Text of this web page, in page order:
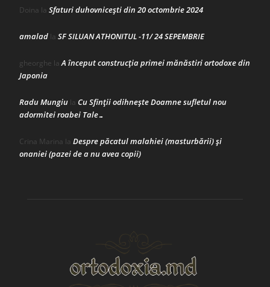
Doina la Sfaturi duhovnicești din 20 octombrie 2024
amalad la SF SILUAN ATHONITUL -11/ 24 SEPEMBRIE
gheorghe laA început construcţia primei mănăstiri ortodoxe din
Japonia
Radu Mungiu la Cu Sfinții odihnește Doamne sufletul nou
adormitei roabei Tale…
Crina Marina la Despre păcatul malahiei (masturbării) şi
onaniei (pazei de a nu avea copii)